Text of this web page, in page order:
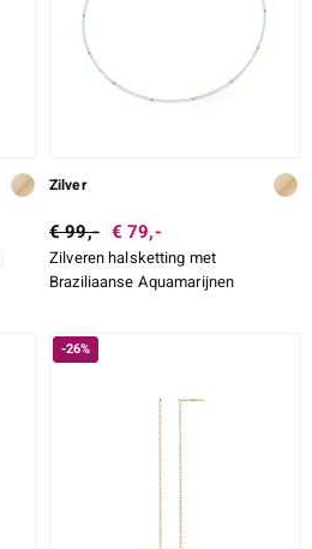
Zilver
€ 99,- € 79,-
Zilveren halsketting met
Braziliaanse Aquamarijnen
-26%